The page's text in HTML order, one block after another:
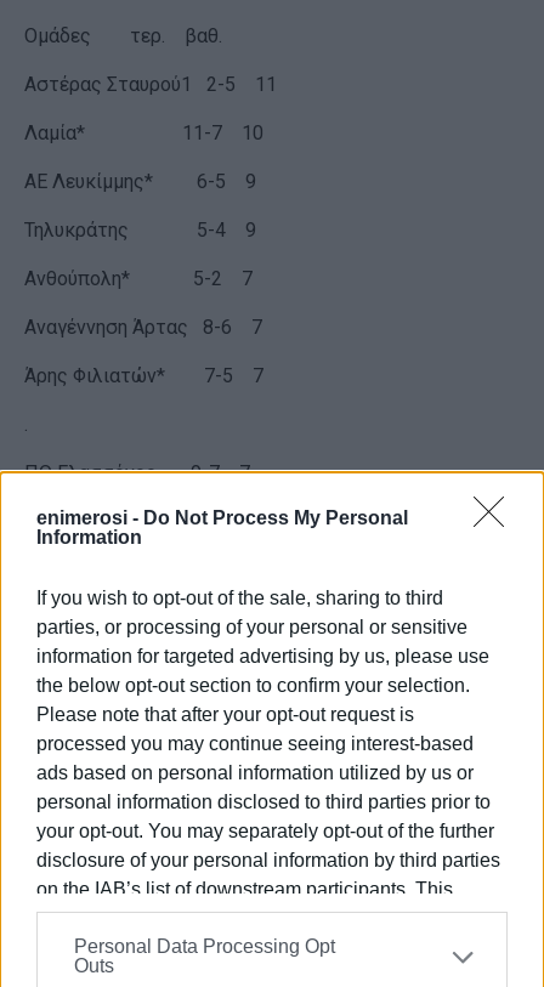
enimerosi - Do Not Process My Personal
Information
If you wish to opt-out of the sale, sharing to third
parties, or processing of your personal or sensitive
information for targeted advertising by us, please use
the below opt-out section to confirm your selection.
Please note that after your opt-out request is
processed you may continue seeing interest-based
ads based on personal information utilized by us or
personal information disclosed to third parties prior to
your opt-out. You may separately opt-out of the further
disclosure of your personal information by third parties
on the IAB’s list of downstream participants. This
information may also be disclosed by us to third parties
on theIAB’s List of Downstream Participants
that may
further disclose it to other third parties.
Personal Data Processing Opt
Outs
Ομάδες τερ. βαθ.
Αστέρας Σταυρού1 2-5 11
Λαμία* 11-7 10
ΑΕ Λευκίμμης* 6-5 9
Τηλυκράτης 5-4 9
Ανθούπολη* 5-2 7
Αναγέννηση Άρτας 8-6 7
Άρης Φιλιατών* 7-5 7
ΠΟ Ελασσόνος 9-7 7
Αναγ. Σχηματαρίου 5-4 6
Νέα Σελεύκεια 4-7 4
Πρόοδος Ρωγών 4-9 1
Θεσπρωτός 2-18 -3
*Έχουν κάνει το ρεπό τους
Πρόγραμμα (6η αγωνιστική )
Κυριακή 19/10 (ώρα 16.00)
ΑΕ Λευκίμμης - ΠΟ Ελασσόνας
Άρης Φιλιατών - Λαμία